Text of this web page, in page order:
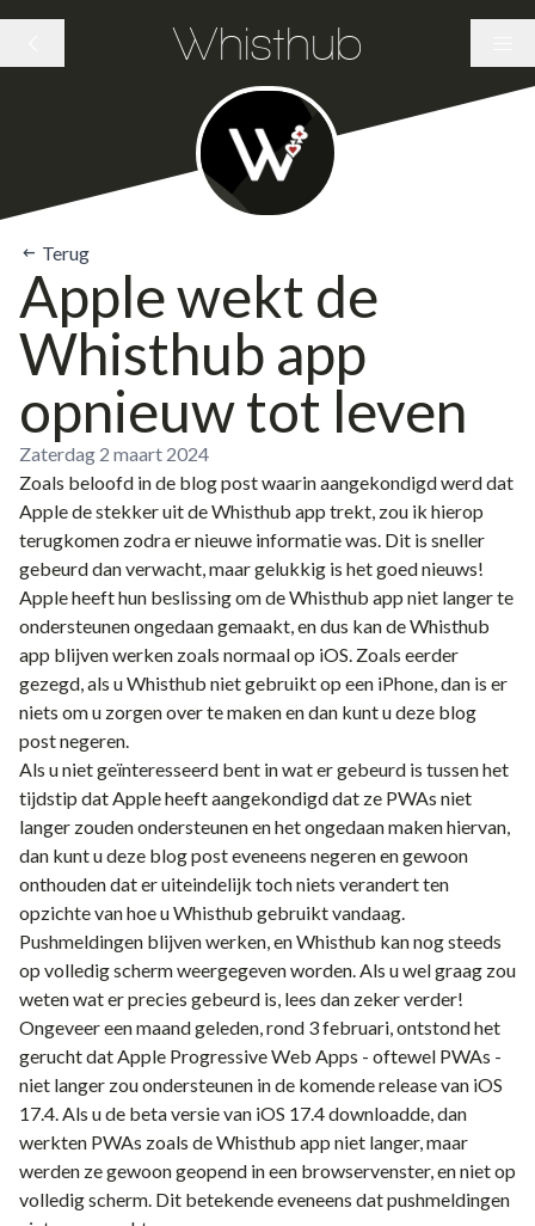
Whisthub
Terug
Apple wekt de
Whisthub app
opnieuw tot leven
Zaterdag 2 maart 2024
Zoals beloofd in de blog post waarin aangekondigd werd dat
Apple de stekker uit de Whisthub app trekt, zou ik hierop
terugkomen zodra er nieuwe informatie was. Dit is sneller
gebeurd dan verwacht, maar gelukkig is het goed nieuws!
Apple heeft hun beslissing om de Whisthub app niet langer te
ondersteunenongedaan gemaakt, en dus kan de Whisthub
app blijven werken zoals normaal op iOS. Zoals eerder
gezegd, als u Whisthub niet gebruikt op een iPhone, dan is er
niets om u zorgen over te maken en dan kunt u deze blog
post negeren.
Als u niet geïnteresseerd bent in wat er gebeurd is tussen het
tijdstip dat Apple heeft aangekondigd dat ze PWAs niet
langer zouden ondersteunen en het ongedaan maken hiervan,
dan kunt u deze blog post eveneens negeren en gewoon
onthouden dat er uiteindelijk toch niets verandert ten
opzichte van hoe u Whisthub gebruikt vandaag.
Pushmeldingen blijven werken, en Whisthub kan nog steeds
op volledig scherm weergegeven worden. Als u wel graag zou
weten wat er precies gebeurd is, lees dan zeker verder!
Ongeveer een maand geleden,rond 3 februari, ontstond het
gerucht dat Apple Progressive Web Apps - oftewel PWAs -
niet langer zou ondersteunen in de komende release van iOS
17.4. Als u de beta versie van iOS 17.4 downloadde, dan
werkten PWAs zoals de Whisthub app niet langer, maar
werden ze gewoon geopend in een browservenster, en niet op
volledig scherm. Dit betekende eveneens dat pushmeldingen